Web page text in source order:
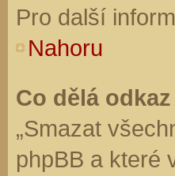
Pro další
Nahoru
Co dělá
„Smazat
phpBB a které